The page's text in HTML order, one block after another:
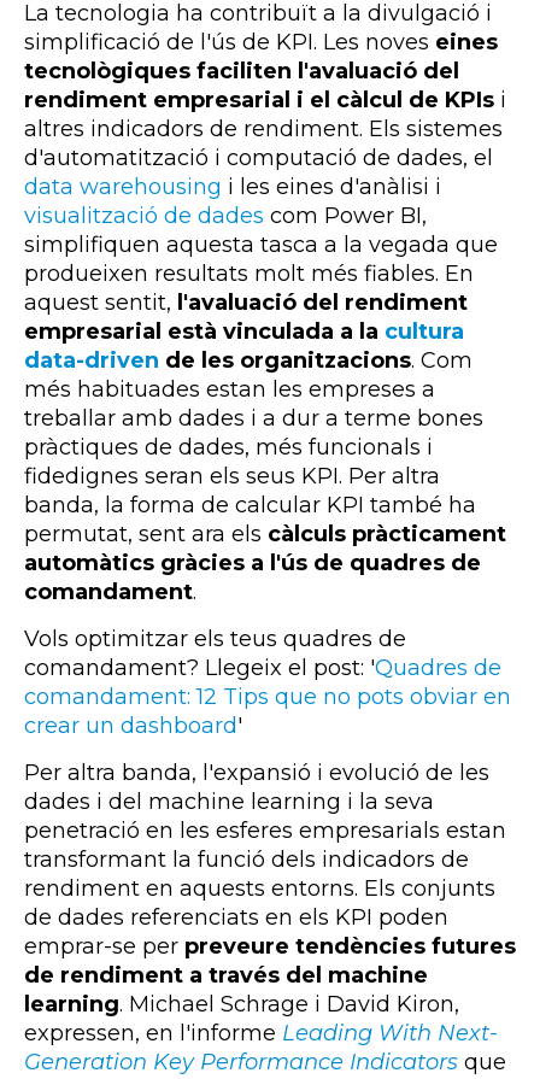
La tecnologia ha contribuït a la divulgació i
simplificació de l'ús de KPI. Les noves eines
tecnològiques faciliten l'avaluació del
rendiment empresarial i el càlcul de KPIs i
altres indicadors de rendiment. Els sistemes
d'automatització i computació de dades, el
data warehousing i les eines d'anàlisi i
visualització de dades com Power BI,
simplifiquen aquesta tasca a la vegada que
produeixen resultats molt més fiables. En
aquest sentit, l'avaluació del rendiment
empresarial està vinculada a la cultura
data-driven de les organitzacions. Com
més habituades estan les empreses a
treballar amb dades i a dur a terme bones
pràctiques de dades, més funcionals i
fidedignes seran els seus KPI. Per altra
banda, la forma de calcular KPI també ha
permutat, sent ara els càlculs pràcticament
automàtics gràcies a l'ús de quadres de
comandament.
Vols optimitzar els teus quadres de
comandament? Llegeix el post: 'Quadres de
comandament: 12 Tips que no pots obviar en
crear un dashboard'
Per altra banda, l'expansió i evolució de les
dades i del machine learning i la seva
penetració en les esferes empresarials estan
transformant la funció dels indicadors de
rendiment en aquests entorns. Els conjunts
de dades referenciats en els KPI poden
emprar-se per preveure tendències futures
de rendiment a través del machine
learning. Michael Schrage i David Kiron,
expressen, en l'informe Leading With Next-
Generation Key Performance Indicators que